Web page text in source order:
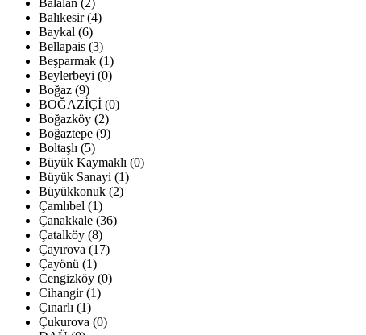
Balalan (2)
Balıkesir (4)
Baykal (6)
Bellapais (3)
Beşparmak (1)
Beylerbeyi (0)
Boğaz (9)
BOĞAZİÇİ (0)
Boğazköy (2)
Boğaztepe (9)
Boltaşlı (5)
Büyük Kaymaklı (0)
Büyük Sanayi (1)
Büyükkonuk (2)
Çamlıbel (1)
Çanakkale (36)
Çatalköy (8)
Çayırova (17)
Çayönü (1)
Cengizköy (0)
Cihangir (1)
Çınarlı (1)
Çukurova (0)